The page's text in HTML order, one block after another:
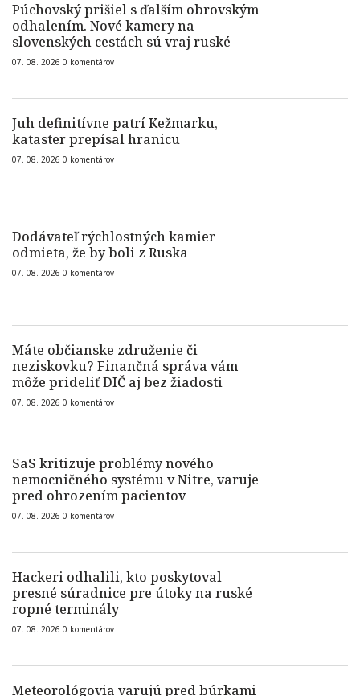
Púchovský prišiel s ďalším obrovským
odhalením. Nové kamery na
slovenských cestách sú vraj ruské
07. 08. 2026 0 komentárov
Juh definitívne patrí Kežmarku,
kataster prepísal hranicu
07. 08. 2026 0 komentárov
Dodávateľ rýchlostných kamier
odmieta, že by boli z Ruska
07. 08. 2026 0 komentárov
Máte občianske združenie či
neziskovku? Finančná správa vám
môže prideliť DIČ aj bez žiadosti
07. 08. 2026 0 komentárov
SaS kritizuje problémy nového
nemocničného systému v Nitre, varuje
pred ohrozením pacientov
07. 08. 2026 0 komentárov
Hackeri odhalili, kto poskytoval
presné súradnice pre útoky na ruské
ropné terminály
07. 08. 2026 0 komentárov
Meteorológovia varujú pred búrkami